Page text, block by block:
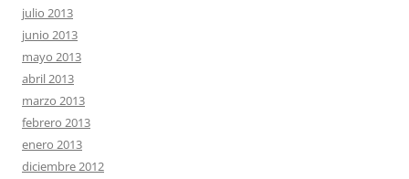
julio 2013
junio 2013
mayo 2013
abril 2013
marzo 2013
febrero 2013
enero 2013
diciembre 2012